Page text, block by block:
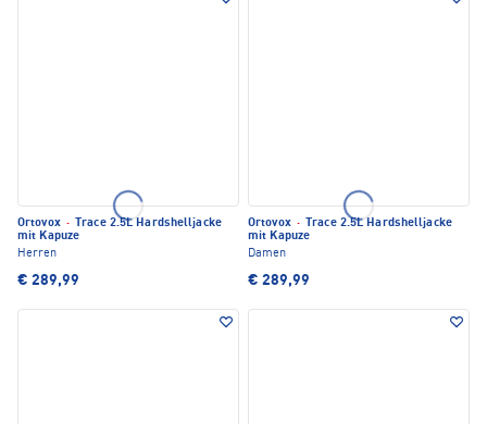
Ortovox ·
Trace 2.5L Hardshelljacke
mit Kapuze
Herren
€ 289,99
Ortovox ·
Trace 2.5L Hardshelljacke
mit Kapuze
Damen
€ 289,99